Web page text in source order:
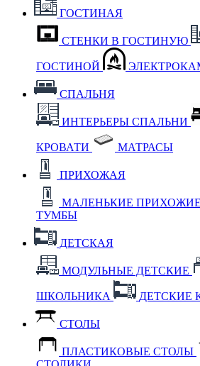
ГОСТИНАЯ
СТЕНКИ В ГОСТИНУЮ
ГОСТИНОЙ
СПАЛЬНЯ
ИНТЕРЬЕРЫ СПАЛЬНИ
КРОВАТИ МАТРАСЫ
ПРИХОЖАЯ
МАЛЕНЬКИЕ ПРИХОЖИЕ
ТУМБЫ
ДЕТСКАЯ
МОДУЛЬНЫЕ ДЕТСКИЕ
ШКОЛЬНИКА ДЕТСКИЕ
СТОЛЫ
ПЛАСТИКОВЫЕ СТОЛЫ